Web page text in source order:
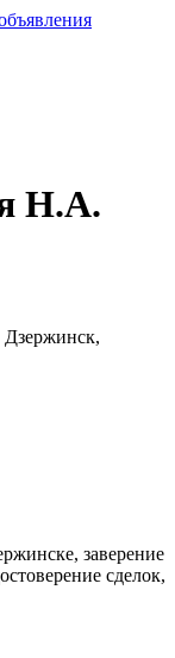
Н.А.
Дзержинск,
заверение
сделок,